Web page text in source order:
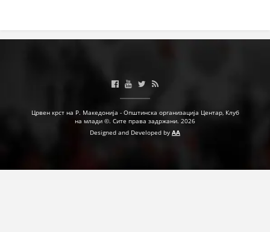
ПРИРАЧНИЦИ
ЕДУКАТИВНО ИНФОРМАТИВНИ МАТЕРИЈАЛИ
ПОСТЕРИ
Црвен крст на Р. Македонија - Општинска организација Центар, Клуб
на млади ©. Сите права задржани. 2026
Designed and Developed by AA